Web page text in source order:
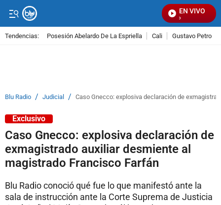
EN VIVO
Tendencias: Posesión Abelardo De La Espriella Cali Gustavo Petro
Blu Radio / Judicial / Caso Gnecco: explosiva declaración de
Exclusivo
Caso Gnecco: explosiva declaración de
exmagistrado auxiliar desmiente al
magistrado Francisco Farfán
Blu Radio conoció qué fue lo que manifestó ante la
sala de instrucción ante la Corte Suprema de Justicia